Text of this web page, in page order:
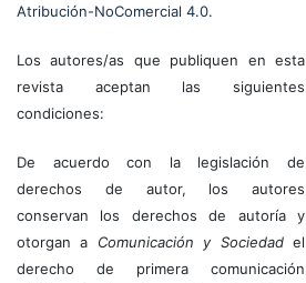
Atribución-NoComercial 4.0.
Los autores/as que publiquen en esta
revista aceptan las siguientes
condiciones:
De acuerdo con la legislación de
derechos de autor, los autores
conservan los derechos de autoría y
otorgan a Comunicación y Sociedadel
derecho de primera comunicación